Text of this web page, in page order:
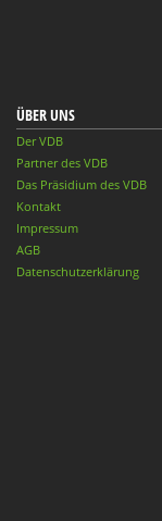
ÜBER UNS
Der VDB
Partner des VDB
Das Präsidium des VDB
Kontakt
Impressum
AGB
Datenschutzerklärung